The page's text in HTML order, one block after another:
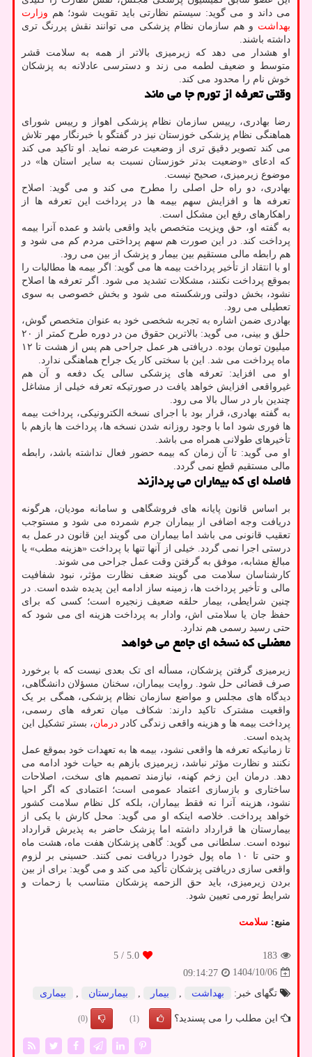
می داند و می گوید: سیستم نظارتی باید تقویت شود؛ هم وزارت
بهداشت و هم سازمان نظام پزشکی می توانند نقش پررنگ تری
داشته باشند.
او هشدار می دهد که زیرمیزی بالاتر از همه به سلامت قشر
متوسط و ضعیف لطمه می زند و دسترسی عادلانه به پزشکان
خوش نام را محدود می کند.
وقتی تعرفه از تورم جا می ماند
رضا بهادری، رییس سازمان نظام پزشکی اهواز و رییس شورای
هماهنگی نظام پزشکی خوزستان نیز در گفتگو با خبرنگار مهر تلاش
می کند تصویر دقیق تری از وضعیت عرضه نماید. او تاکید می کند
که ادعای «وضعیت بدتر خوزستان نسبت به سایر استان ها» در
موضوع زیرمیزی، صحیح نیست.
بهادری، دو راه حل اصلی را مطرح می کند و می گوید: اصلاح
تعرفه ها و افزایش سهم بیمه ها در پرداخت این تعرفه ها از
راهکارهای رفع این مشکل است.
به گفته او، حق ویزیت متخصص باید واقعی باشد و عمده آنرا بیمه
پرداخت کند. در این صورت هم سهم پرداختی مردم کم می شود و
هم رابطه مالی مستقیم بین بیمار و پزشک از بین می رود.
او با انتقاد از تأخیر پرداخت بیمه ها می گوید: اگر بیمه ها مطالبات را
بموقع پرداخت نکنند، مشکلات تشدید می شود. اگر تعرفه ها اصلاح
نشود، بخش دولتی ورشکسته می شود و بخش خصوصی به سوی
تعطیلی می رود.
بهادری ضمن اشاره به تجربه شخصی خود به عنوان متخصص گوش،
حلق و بینی، می گوید: بالاترین حقوق من در دوره طرح کمتر از ۲۰
میلیون تومان بوده. دریافتی هر عمل جراحی هم پس از هشت تا ۱۲
ماه پرداخت می شد. این با سختی کار یک جراح هماهنگی ندارد.
او می افزاید: تعرفه های پزشکی سالی یک دفعه و آن هم
غیرواقعی افزایش خواهد یافت در صورتیکه تعرفه خیلی از مشاغل
چندین بار در سال بالا می رود.
به گفته بهادری، قرار بود با اجرای نسخه الکترونیکی، پرداخت بیمه
ها فوری شود اما با وجود روزانه شدن نسخه ها، پرداخت ها بازهم با
تأخیرهای طولانی همراه می باشد.
او می گوید: تا آن زمان که بیمه حضور فعال نداشته باشد، رابطه
مالی مستقیم قطع نمی گردد.
فاصله ای که بیماران می پردازند
بر اساس قانون پایانه های فروشگاهی و سامانه مودیان، هرگونه
دریافت وجه اضافی از بیماران جرم شمرده می شود و مستوجب
تعقیب قانونی می باشد اما بیماران می گویند این قانون در عمل به
درستی اجرا نمی گردد. خیلی از آنها تنها با پرداخت «هزینه مطب» یا
مبالغ مشابه، موفق به گرفتن وقت عمل جراحی می شوند.
کارشناسان سلامت می گویند ضعف نظارت مؤثر، نبود شفافیت
مالی و تأخیر پرداخت ها، زمینه ساز ادامه این پدیده شده است. در
چنین شرایطی، بیمار حلقه ضعیف زنجیره است؛ کسی که برای
حفظ جان یا سلامتی اش، وادار به پرداخت هزینه ای می شود که
حتی رسید رسمی هم ندارد.
معضلی که نسخه ای جامع می خواهد
زیرمیزی گرفتن پزشکان، مسأله ای تک بعدی نیست که با برخورد
صرف قضائی حل شود. روایت بیماران، سخنان مسؤلان دانشگاهی،
دیدگاه های مجلس و مواضع سازمان نظام پزشکی، همگی بر یک
واقعیت مشترک تاکید دارند: شکاف میان تعرفه های رسمی،
پرداخت بیمه ها و هزینه واقعی زندگی کادر درمان، بستر تشکیل این
پدیده است.
تا زمانیکه تعرفه ها واقعی نشود، بیمه ها به تعهدات خود بموقع عمل
نکنند و نظارت مؤثر نباشد، زیرمیزی بازهم به حیات خود ادامه می
دهد. درمان این زخم کهنه، نیازمند تصمیم های سخت، اصلاحات
ساختاری و بازسازی اعتماد عمومی است؛ اعتمادی که اگر احیا
نشود، هزینه آنرا نه فقط بیماران، بلکه کل نظام سلامت کشور
خواهد پرداخت. خلاصه اینکه او می گوید: محل کارش با یکی از
بیمارستان ها قرارداد داشته اما پزشک حاضر به پذیرش قرارداد
نبوده است. سلطانی می گوید: گاهی پزشکان هفت ماه، هشت ماه
و حتی تا ۱۰ ماه پول خودرا دریافت نمی کنند. حسینی بر لزوم
واقعی سازی دریافتی پزشکان تأکید می کند و می گوید: برای از بین
بردن زیرمیزی، باید حق الزحمه پزشکان متناسب با زحمات و
شرایط تورمی تعیین شود.
منبع: سلامت
183
5.0
/ 5
1404/10/06
09:14:27
تگهای خبر:
بهداشت بیمار بیمارستان بیماری
این مطلب را می پسندید؟ (1)
(0)